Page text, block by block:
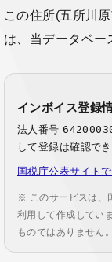
この住所(五所川
は、当データベー
インボイス登録
法人番号
して登録は確認で
国税庁公表サイト
※ このサービスは、
利用して作成してい
ものではありません